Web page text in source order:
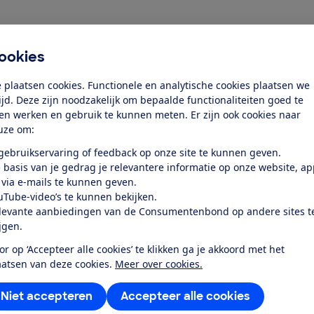
plaatsen cookies. Functionele en analytische cookies plaatsen we
Deze zijn noodzakelijk om bepaalde functionaliteiten goed te
werken en gebruik te kunnen meten. Er zijn ook cookies naar
om:
of feedback op onze site te kunnen geven.
basis van je gedrag je relevantere informatie op onze website,
e-mails te kunnen geven.
video’s te kunnen bekijken.
aanbiedingen van de Consumentenbond op andere sites
op ‘Accepteer alle cookies’ te klikken ga je akkoord met het
van deze cookies. Meer over cookies.
Accepteer alle cookies
Niet accepteren
broertje van de
de Mixx Next. Hoe doet hij het verder
Wij zochten het voor je uit.'